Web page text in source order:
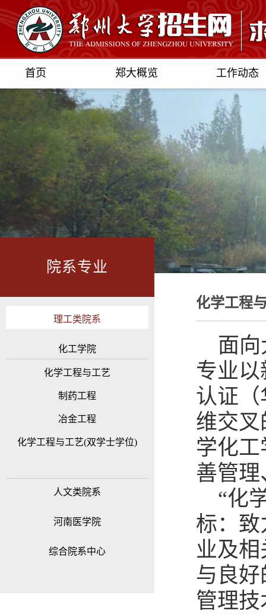
首页 郑大概览 工作动态
院系专业
理工类院系
化工学院
化学工程与工艺
制药工程
冶金工程
化学工程与工艺(双学士学位)
人文类院系
河南医学院
综合院系中心
化学工程
面
专业
认证
维交
学化
善管
“化
标：
业及
与良
管理